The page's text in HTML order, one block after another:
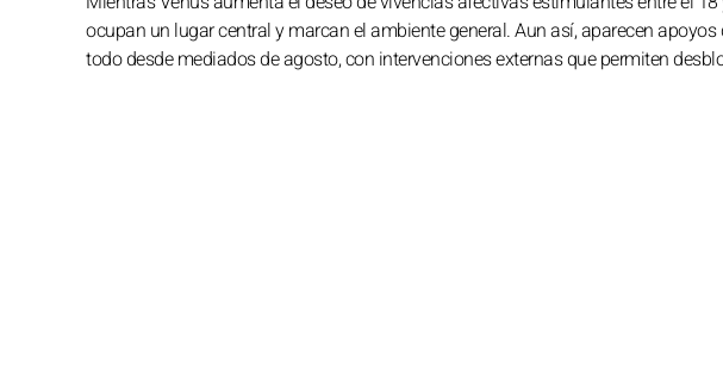
ocupan un lugar central y marcan el ambiente general. Aun así, aparecen
todo desde mediados de agosto, con intervenciones externas que permiten